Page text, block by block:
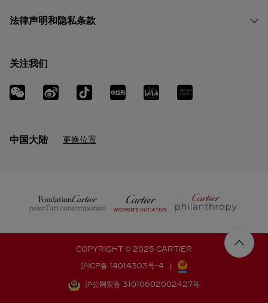
法律声明和隐私条款
关注我们
中国大陆 更换位置
COPYRIGHT © 2025 CARTIER
沪ICP备 14014303号-4
沪公网安备 31010602002427号